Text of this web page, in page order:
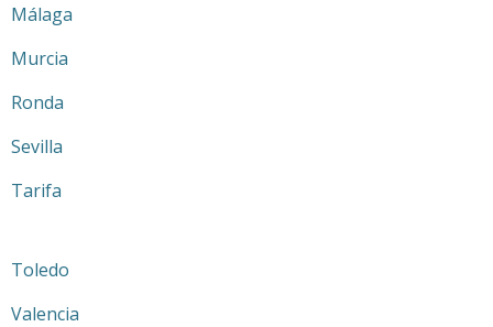
Málaga
Murcia
Ronda
Sevilla
Tarifa
Toledo
Valencia